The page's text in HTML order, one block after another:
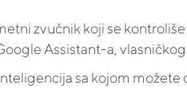
zvučnik koji se
Assistant-a,
sa kojom